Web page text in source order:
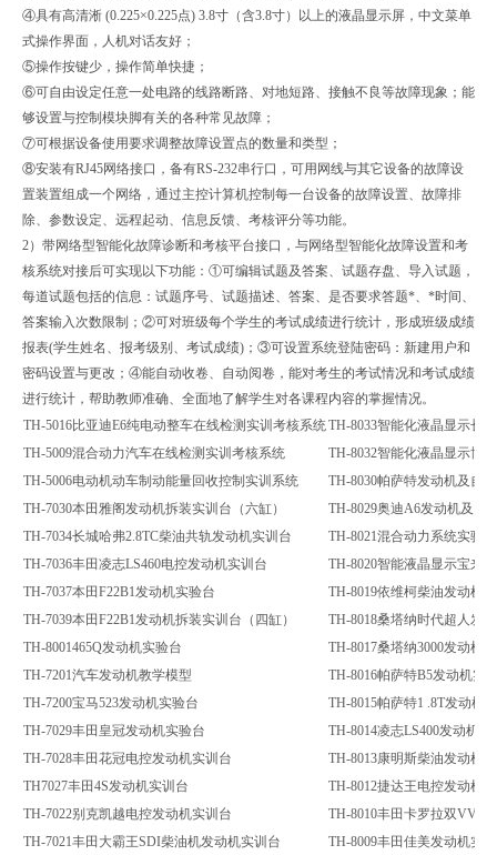
④具有高清淅 (0.225×0.225点) 3.8寸（含3.8寸）以上的液晶显示屏，中文菜单
式操作界面，人机对话友好；
⑤操作按键少，操作简单快捷；
⑥可自由设定任意一处电路的线路断路、对地短路、接触不良等故障现象；能
够设置与控制模块脚有关的各种常见故障；
⑦可根据设备使用要求调整故障设置点的数量和类型；
⑧安装有RJ45网络接口，备有RS-232串行口，可用网线与其它设备的故障设
置装置组成一个网络，通过主控计算机控制每一台设备的故障设置、故障排
除、参数设定、远程起动、信息反馈、考核评分等功能。
2）带网络型智能化故障诊断和考核平台接口，与网络型智能化故障设置和考
核系统对接后可实现以下功能：①可编辑试题及答案、试题存盘、导入试题，
每道试题包括的信息：试题序号、试题描述、答案、是否要求答题*、*时间、
答案输入次数限制；②可对班级每个学生的考试成绩进行统计，形成班级成绩
报表(学生姓名、报考级别、考试成绩)；③可设置系统登陆密码：新建用户和
密码设置与更改；④能自动收卷、自动阅卷，能对考生的考试情况和考试成绩
进行统计，帮助教师准确、全面地了解学生对各课程内容的掌握情况。
TH-5016比亚迪E6纯电动整车在线检测实训考核系统 TH-8033智能化液晶显示长
TH-5009混合动力汽车在线检测实训考核系统
TH-8032智能化液晶显示博
TH-5006电动机动车制动能量回收控制实训系统
TH-8030帕萨特发动机及自
TH-7030本田雅阁发动机拆装实训台（六缸）
TH-8029奥迪A6发动机及自
TH-7034长城哈弗2.8TC柴油共轨发动机实训台
TH-8021混合动力系统实验台
TH-7036丰田凌志LS460电控发动机实训台
TH-8020智能液晶显示宝来
TH-7037本田F22B1发动机实验台
TH-8019依维柯柴油发动机
TH-7039本田F22B1发动机拆装实训台（四缸）
TH-8018桑塔纳时代超人发
TH-8001465Q发动机实验台
TH-8017桑塔纳3000发动机
TH-7201汽车发动机教学模型
TH-8016帕萨特B5发动机实
TH-7200宝马523发动机实验台
TH-8015帕萨特1 .8T发动机
TH-7029丰田皇冠发动机实验台
TH-8014凌志LS400发动机实
TH-7028丰田花冠电控发动机实训台
TH-8013康明斯柴油发动机
TH7027丰田4S发动机实训台
TH-8012捷达王电控发动机
TH-7022别克凯越电控发动机实训台
TH-8010丰田卡罗拉双VVT-
TH-7021丰田大霸王SDI柴油机发动机实训台
TH-8009丰田佳美发动机实